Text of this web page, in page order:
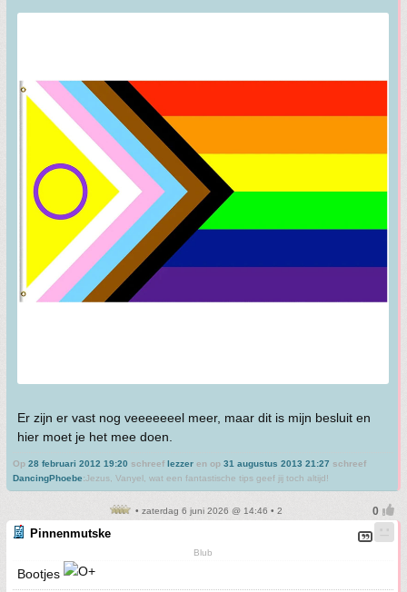
Er zijn er vast nog veeeeeeel meer, maar dit is mijn besluit en
hier moet je het mee doen.
Op 28 februari 2012 19:20 schreef lezzer en op 31 augustus 2013 21:27 schreef
DancingPhoebe:Jezus, Vanyel, wat een fantastische tips geef jij toch altijd!
• zaterdag 6 juni 2026 @ 14:46 • 2
Pinnenmutske
Blub
Bootjes